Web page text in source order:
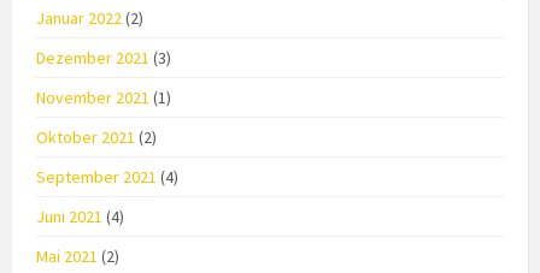
Januar 2022(2)
Dezember 2021 (3)
November 2021 (1)
Oktober 2021 (2)
September 2021 (4)
Juni 2021 (4)
Mai 2021 (2)